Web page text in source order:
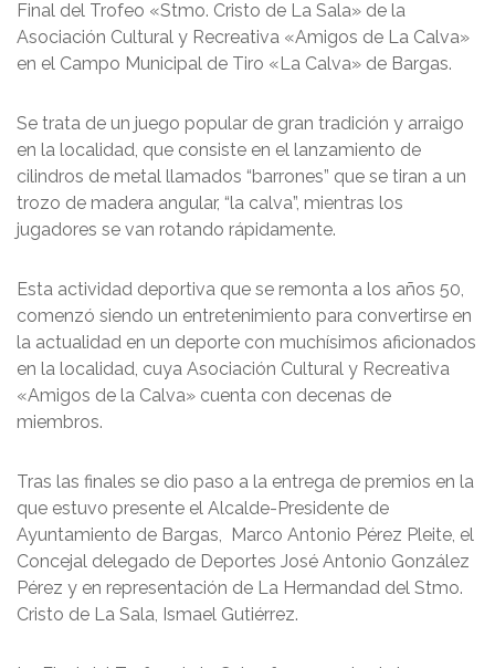
Final del Trofeo «Stmo. Cristo de La Sala» de la
Asociación Cultural y Recreativa «Amigos de La Calva»
en el Campo Municipal de Tiro «La Calva» de Bargas.
Se trata de un juego popular de gran tradición y arraigo
en la localidad, que consiste en el lanzamiento de
cilindros de metal llamados “barrones” que se tiran a un
trozo de madera angular, “la calva”, mientras los
jugadores se van rotando rápidamente.
Esta actividad deportiva que se remonta a los años 50,
comenzó siendo un entretenimiento para convertirse en
la actualidad en un deporte con muchísimos aficionados
en la localidad, cuya Asociación Cultural y Recreativa
«Amigos de la Calva» cuenta con decenas de
miembros.
Tras las finales se dio paso a la entrega de premios en la
que estuvo presente el Alcalde-Presidente de
Ayuntamiento de Bargas, Marco Antonio Pérez Pleite, el
Concejal delegado de Deportes José Antonio González
Pérez y en representación de La Hermandad del Stmo.
Cristo de La Sala, Ismael Gutiérrez.